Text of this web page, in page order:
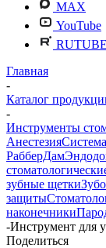
MAX
YouTube
RUTUBE
Главная
-
Каталог
-
Инструменты
Анестезия
РабберДам
зубные щетки
защиты
наконечники
-Инструмент для
Поделиться